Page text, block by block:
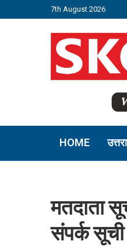
7th August 2026
HOME
मतदाता
संपर्क सूची